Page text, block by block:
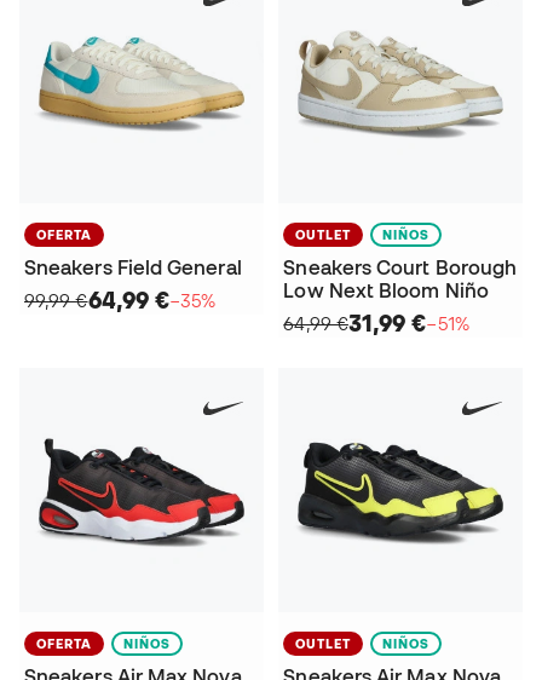
OFERTA
Sneakers Field General
99,99 €64,99 €−35%
OUTLET NIÑOS
Sneakers Court Borough
Low Next Bloom Niño
64,99 €31,99 €−51%
OFERTA NIÑOS OUTLET NIÑOS